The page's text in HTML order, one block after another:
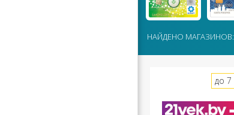
НАЙДЕНО
до 7